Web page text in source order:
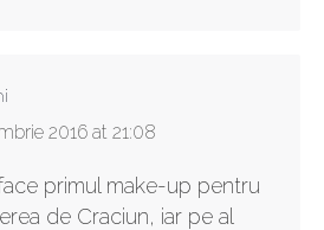
2016 at 21:08
primul make-up pentru
de Craciun, iar pe al